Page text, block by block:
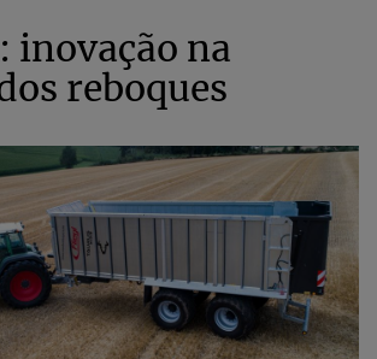
inovação na
reboques